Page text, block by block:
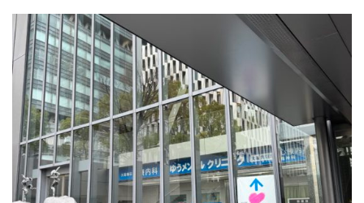
CONTACT